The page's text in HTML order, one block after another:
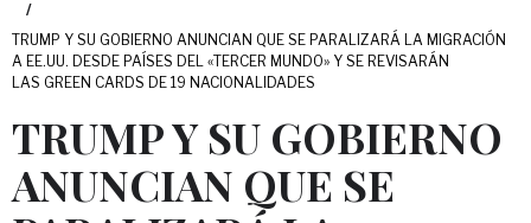
/
TRUMP Y SU GOBIERNO ANUNCIAN QUE SE PARALIZARÁ LA MIGRACIÓN
A EE.UU. DESDE PAÍSES DEL «TERCER MUNDO» Y SE REVISARÁN
LAS GREEN CARDS DE 19 NACIONALIDADES
TRUMP Y SU GOBIERNO
ANUNCIAN QUE SE